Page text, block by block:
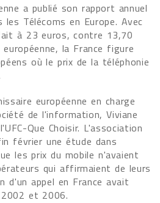
a publié son rapport annuel
les Télécoms en Europe. Avec
à 23 euros, contre 13,70
la France figure
où le prix de la téléphonie
européenne en charge
de l'information, Viviane
Que Choisir. L'association
février une étude dans
les prix du mobile n'avaient
qui affirmaient de leurs
d'un appel en France avait
et 2006.